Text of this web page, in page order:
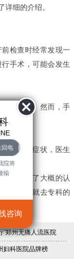
细的介绍。
检查时经常发现一
手术，可能会发生
要因素。然而，手
不同的症状，医生
调整。
已经有了大概的认
似症状就去专科的
”郑州无痛人流医院
妇科医院品牌榜
院将
输
咨询